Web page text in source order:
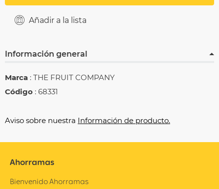
Añadir a la lista
Información general
Marca : THE FRUIT COMPANY
Código : 68331
Aviso sobre nuestra Información de producto.
Ahorramas
Bienvenido Ahorramas